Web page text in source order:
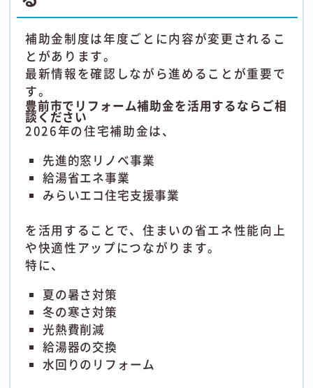
補助金制度は年度ごとに内容が変更されるこ
とがあります。
最新情報を確認しながら進めることが重要で
す。
豊前市でリフォーム補助金を活用するならご相
談ください
2026年の住宅補助金は、
先進的窓リノベ事業
給湯省エネ事業
みらいエコ住宅支援事業
を活用することで、住まいの省エネ性能向上
や快適性アップにつながります。
特に、
夏の暑さ対策
冬の寒さ対策
光熱費削減
給湯器の交換
水回りのリフォーム